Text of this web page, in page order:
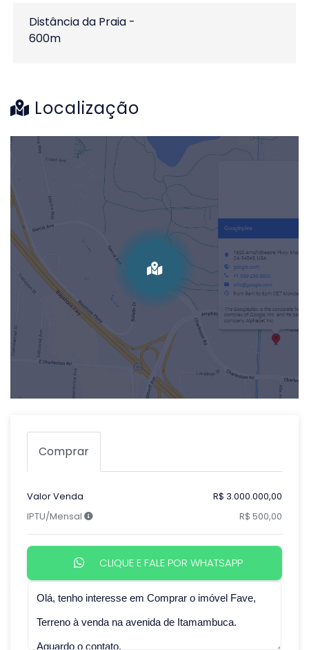
Distância da Praia -
600m
Localização
Comprar
Valor Venda
R$ 3.000.000,00
IPTU/Mensal
R$ 500,00
CLIQUE E FALE POR WHATSAPP